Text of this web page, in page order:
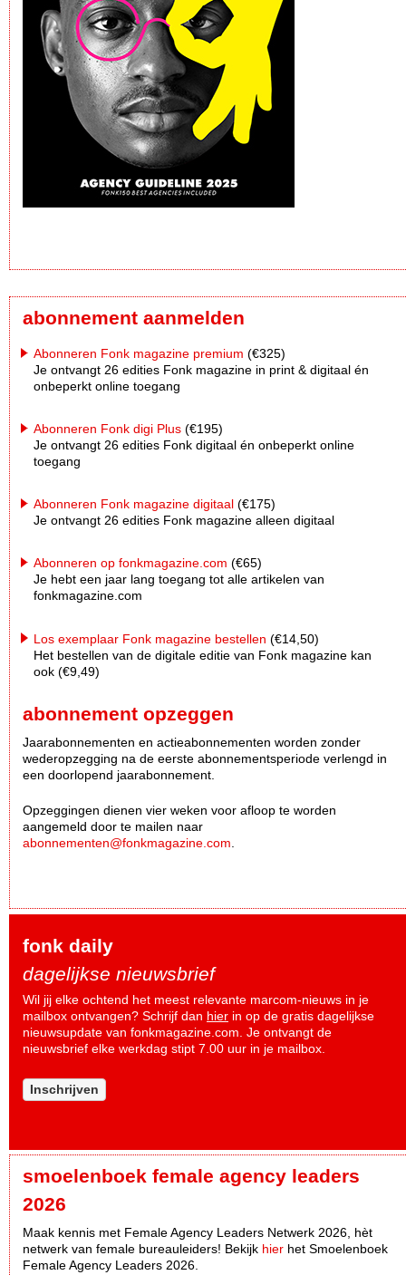
abonnement aanmelden
Abonneren Fonk magazine premium (€325)
Je ontvangt 26 edities Fonk magazine in print & digitaal én
onbeperkt online toegang
Abonneren Fonk digi Plus (€195)
Je ontvangt 26 edities Fonk digitaal én onbeperkt online
toegang
Abonneren Fonk magazine digitaal (€175)
Je ontvangt 26 edities Fonk magazine alleen digitaal
Abonneren op fonkmagazine.com (€65)
Je hebt een jaar lang toegang tot alle artikelen van
fonkmagazine.com
Los exemplaar Fonk magazine bestellen (€14,50)
Het bestellen van de digitale editie van Fonk magazine kan
ook (€9,49)
abonnement opzeggen
Jaarabonnementen en actieabonnementen worden zonder
wederopzegging na de eerste abonnementsperiode verlengd in
een doorlopend jaarabonnement.
Opzeggingen dienen vier weken voor afloop te worden
aangemeld door te mailen naar
abonnementen@fonkmagazine.com
fonk daily
dagelijkse nieuwsbrief
Wil jij elke ochtend het meest relevante marcom-nieuws in je
mailbox ontvangen? Schrijf dan hier in op de gratis dagelijkse
nieuwsupdate van fonkmagazine.com. Je ontvangt de
nieuwsbrief elke werkdag stipt 7.00 uur in je mailbox.
Inschrijven
smoelenboek female agency leaders
2026
Maak kennis met Female Agency Leaders Netwerk 2026, hèt
netwerk van female bureauleiders! Bekijk hier het Smoelenboek
Female Agency Leaders 2026.